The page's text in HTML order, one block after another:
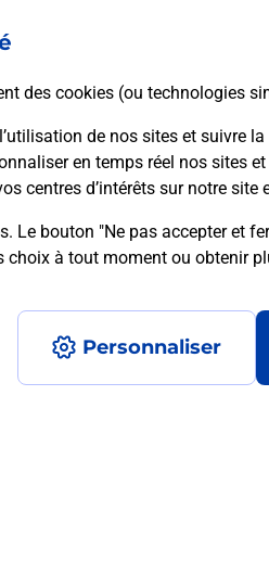
des cookies (ou technologies
de nos sites et suivre
en temps réel nos sites
centres d’intérêts sur notre site
Le bouton "Ne pas accepter et
à tout moment ou obtenir
Personnaliser
?